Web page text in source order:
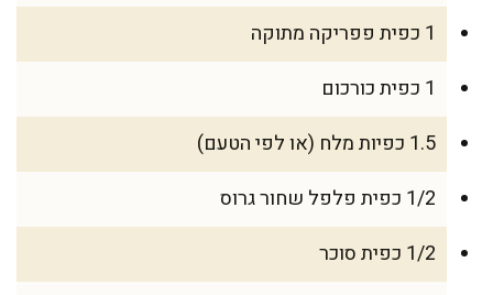
1 כפית פפריקה מתוקה
1 כפית כורכום
1.5 כפיות מלח (או לפי הטעם)
1/2 כפית פלפל שחור גרוס
1/2 כפית סוכר